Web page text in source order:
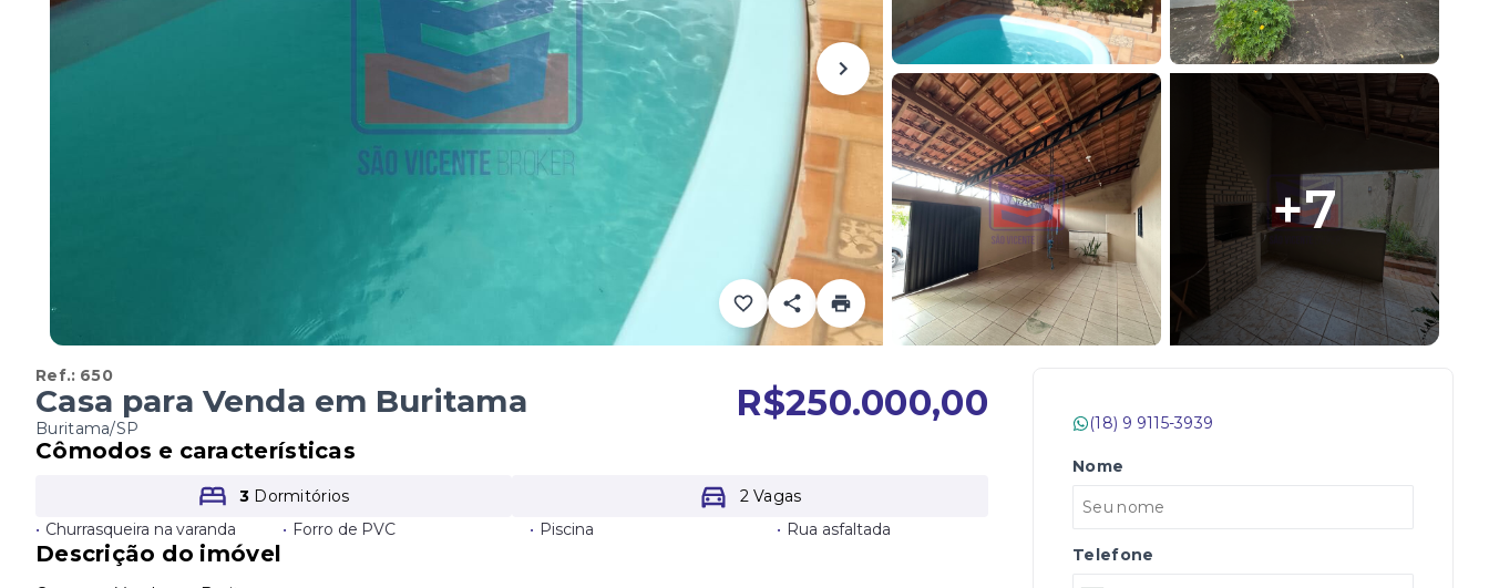
+7
Ref.: 650
Casa para Venda em Buritama
Buritama/SP
R$250.000,00
Cômodos e características
3 Dormitórios
2 Vagas
• Churrasqueira na varanda • Forro de PVC • Piscina • Rua asfaltada
Descrição do imóvel
(18) 9 9115-3939
Nome
Telefone